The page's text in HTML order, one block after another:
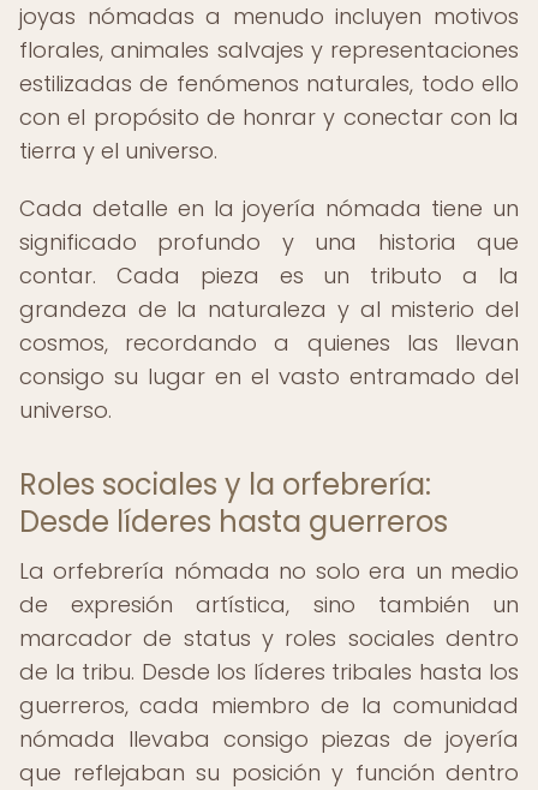
joyas nómadas a menudo incluyen motivos
florales, animales salvajes y representaciones
estilizadas de fenómenos naturales, todo ello
con el propósito de honrar y conectar con la
tierra y el universo.
Cada detalle en la joyería nómada tiene un
significado profundo y una historia que
contar. Cada pieza es un tributo a la
grandeza de la naturaleza y al misterio del
cosmos, recordando a quienes las llevan
consigo su lugar en el vasto entramado del
universo.
Roles sociales y la orfebrería:
Desde líderes hasta guerreros
La orfebrería nómada no solo era un medio
de expresión artística, sino también un
marcador de status y roles sociales dentro
de la tribu. Desde los líderes tribales hasta los
guerreros, cada miembro de la comunidad
nómada llevaba consigo piezas de joyería
que reflejaban su posición y función dentro